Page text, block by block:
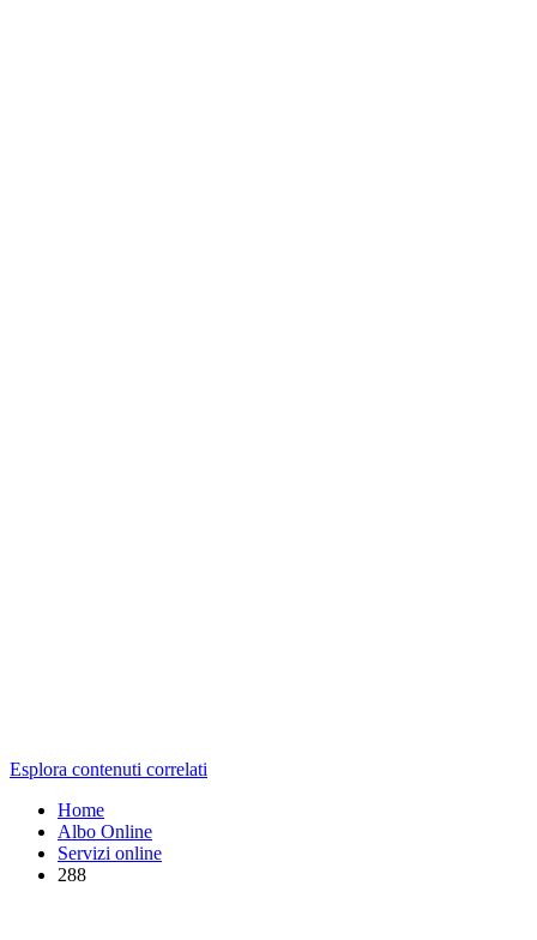
Esplora contenuti correlati
Home
Albo Online
Servizi online
288